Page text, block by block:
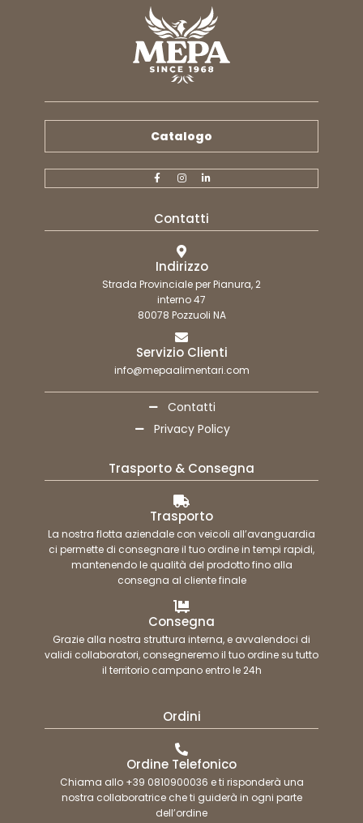
Catalogo
Contatti
Indirizzo
Strada Provinciale per Pianura, 2
interno 47
80078 Pozzuoli NA
Servizio Clienti
info@mepaalimentari.com
Contatti
Privacy Policy
Trasporto & Consegna
Trasporto
La nostra flotta aziendale con veicoli all’avanguardia
ci permette di consegnare il tuo ordine in tempi rapidi,
mantenendo le qualità del prodotto fino alla
consegna al cliente finale
Consegna
Grazie alla nostra struttura interna, e avvalendoci di
validi collaboratori, consegneremo il tuo ordine su tutto
il territorio campano entro le 24h
Ordini
Ordine Telefonico
Chiama allo +39 0810900036 e ti risponderà una
nostra collaboratrice che ti guiderà in ogni parte
dell’ordine